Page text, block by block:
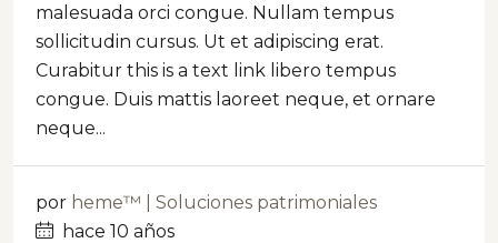
malesuada orci congue. Nullam tempus
sollicitudin cursus. Ut et adipiscing erat.
Curabitur this is a text link libero tempus
congue. Duis mattis laoreet neque, et ornare
neque...
por heme™ | Soluciones patrimoniales
hace 10 años